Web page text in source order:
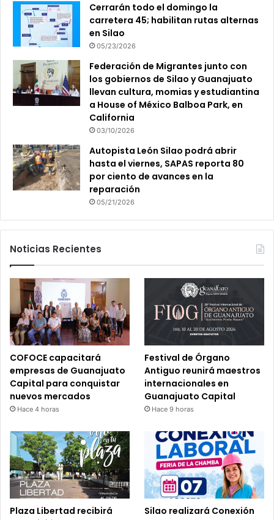
Cerrarán todo el domingo la
carretera 45; habilitan rutas alternas
en Silao
05/23/2026
Federación de Migrantes junto con
los gobiernos de Silao y Guanajuato
llevan cultura, momias y estudiantina
a House of México Balboa Park, en
California
03/10/2026
Autopista León Silao podrá abrir
hasta el viernes, SAPAS reporta 80
por ciento de avances en la
reparación
05/21/2026
Noticias Recientes
COFOCE capacitará
empresas de Guanajuato
Capital para conquistar
nuevos mercados
Hace 4 horas
Festival de Órgano
Antiguo reunirá maestros
internacionales en
Guanajuato Capital
Hace 9 horas
Plaza Libertad recibirá
Silao realizará Conexión